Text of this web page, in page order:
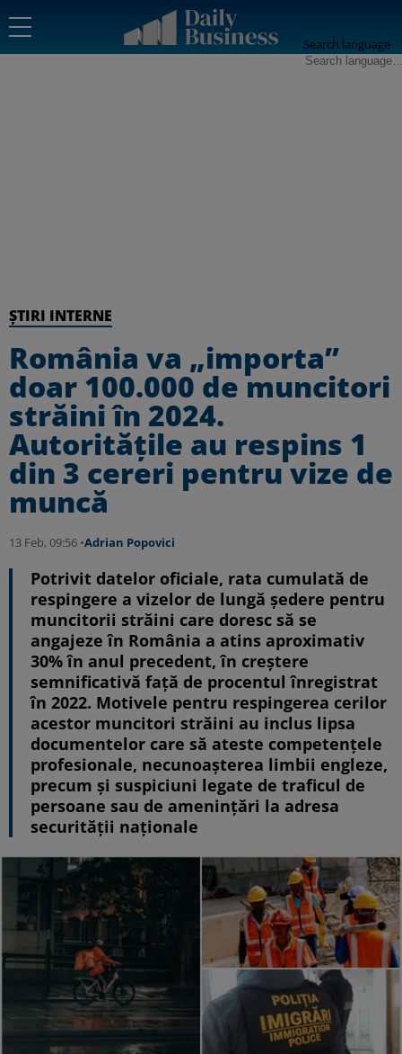
Search language
ȘTIRI INTERNE
România va „importa”
doar 100.000 de muncitori
străini în 2024.
Autoritățile au respins 1
din 3 cereri pentru vize de
muncă
13 Feb, 09:56 •Adrian Popovici
Potrivit datelor oficiale, rata cumulată de
respingere a vizelor de lungă ședere pentru
muncitorii străini care doresc să se
angajeze în România a atins aproximativ
30% în anul precedent, în creștere
semnificativă față de procentul înregistrat
în 2022. Motivele pentru respingerea cerilor
acestor muncitori străini au inclus lipsa
documentelor care să ateste competențele
profesionale, necunoașterea limbii engleze,
precum și suspiciuni legate de traficul de
persoane sau de amenințări la adresa
securității naționale